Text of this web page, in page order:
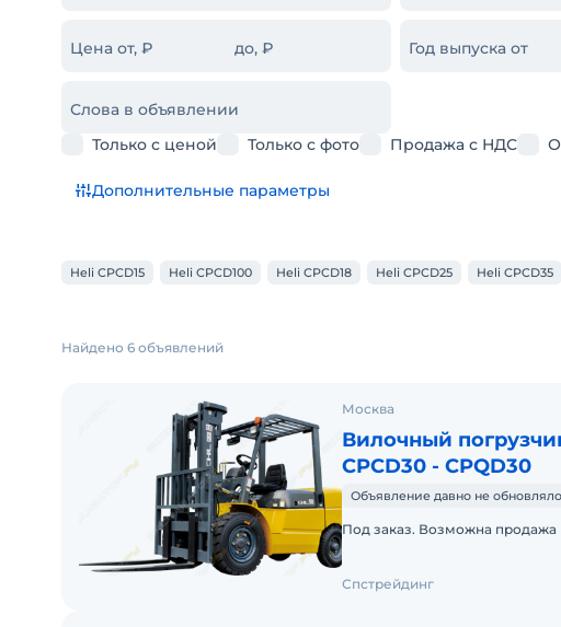
Цена от, ₽ до, ₽ Год выпуска от
Слова в объявлении
Только с ценой
Только с фото Продажа с НДС
Дополнительные параметры
Heli CPCD15 Heli CPCD100 Heli CPCD18 Heli CPCD25 Heli CPCD35
Найдено 6 объявлений
Москва
Вилочный
CPCD30 - CPQD30
Объявление давно не
Под заказ. Возможна продажа
Спстрейдинг